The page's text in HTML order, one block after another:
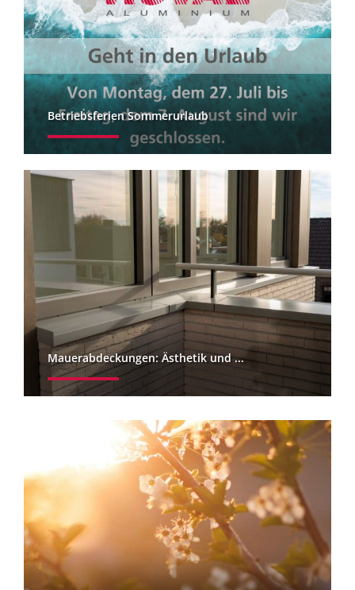
Betriebsferien Sommerurlaub
Mauerabdeckungen: Ästhetik und ...